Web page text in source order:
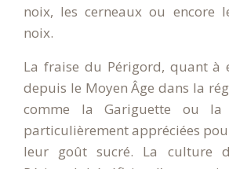
noix, les cerneaux ou encore
noix.
La fraise du Périgord, quant à
depuis le Moyen Âge dans la
comme la Gariguette ou la
particulièrement appréciées
leur goût sucré. La culture